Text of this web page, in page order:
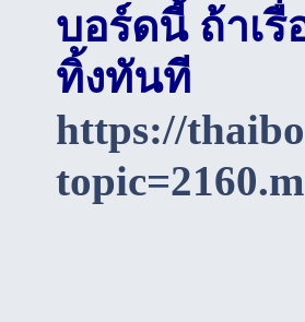
บอร์ดนี้ ถ้าเ
ทิ้งทันที
https://